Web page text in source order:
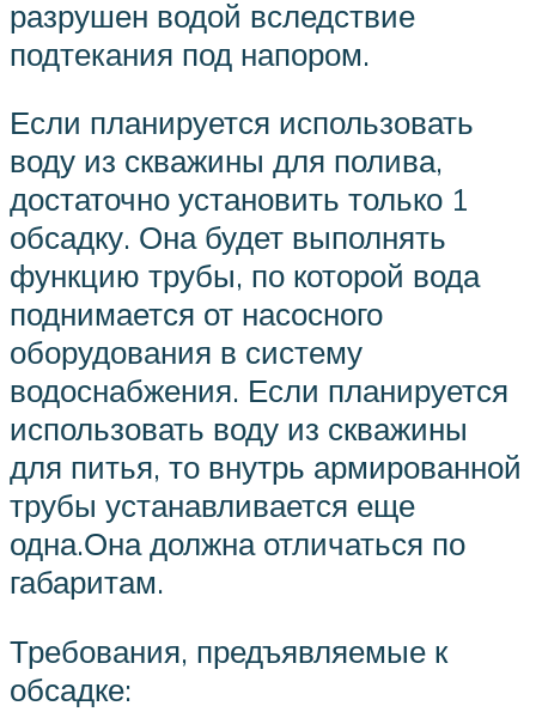
разрушен водой вследствие
подтекания под напором.
Если планируется использовать
воду из скважины для полива,
достаточно установить только 1
обсадку. Она будет выполнять
функцию трубы, по которой вода
поднимается от насосного
оборудования в систему
водоснабжения. Если планируется
использовать воду из скважины
для питья, то внутрь армированной
трубы устанавливается еще
одна.Она должна отличаться по
габаритам.
Требования, предъявляемые к
обсадке: